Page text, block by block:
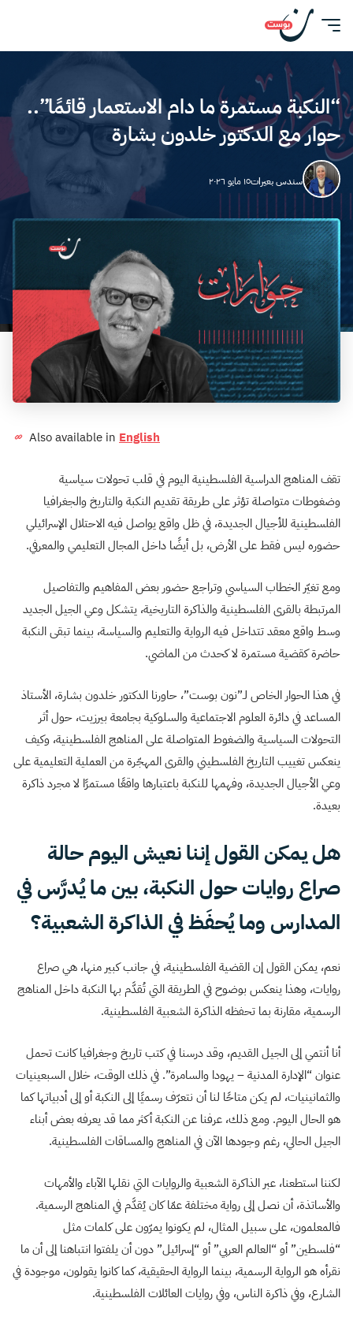
“النكبة مستمرة ما دام الاستعمار قائمًا”..
حوار مع الدكتور خلدون بشارة
سندس بعيرات١٥ مايو ٢٠٢٦
Also available in English
تقف المناهج الدراسية الفلسطينية اليوم في قلب تحولات سياسية
وضغوطات متواصلة تؤثر على طريقة تقديم النكبة والتاريخ والجغرافيا
الفلسطينية للأجيال الجديدة، في ظل واقع يواصل فيه الاحتلال الإسرائيلي
حضوره ليس فقط على الأرض، بل أيضًا داخل المجال التعليمي والمعرفي.
ومع تغيّر الخطاب السياسي وتراجع حضور بعض المفاهيم والتفاصيل
المرتبطة بالقرى الفلسطينية والذاكرة التاريخية، يتشكل وعي الجيل الجديد
وسط واقع معقد تتداخل فيه الرواية والتعليم والسياسة، بينما تبقى النكبة
حاضرة كقضية مستمرة لا كحدث من الماضي.
في هذا الحوار الخاص لـ”نون بوست”، حاورنا الدكتور خلدون بشارة، الأستاذ
المساعد في دائرة العلوم الاجتماعية والسلوكية بجامعة بيرزيت، حول أثر
التحولات السياسية والضغوط المتواصلة على المناهج الفلسطينية، وكيف
ينعكس تغييب التاريخ الفلسطيني والقرى المهجّرة من العملية التعليمية على
وعي الأجيال الجديدة، وفهمها للنكبة باعتبارها واقعًا مستمرًا لا مجرد ذاكرة
بعيدة.
هل يمكن القول إننا نعيش اليوم حالة
صراع روايات حول النكبة، بين ما يُدرَّس في
المدارس وما يُحفَظ في الذاكرة الشعبية؟
نعم، يمكن القول إن القضية الفلسطينية، في جانب كبير منها، هي صراع
روايات، وهذا ينعكس بوضوح في الطريقة التي تُقدَّم بها النكبة داخل المناهج
الرسمية، مقارنة بما تحفظه الذاكرة الشعبية الفلسطينية.
أنا أنتمي إلى الجيل القديم، وقد درسنا في كتب تاريخ وجغرافيا كانت تحمل
عنوان “الإدارة المدنية – يهودا والسامرة”. في ذلك الوقت، خلال السبعينيات
والثمانينيات، لم يكن متاحًا لنا أن نتعرّف رسميًا إلى النكبة أو إلى أدبياتها كما
هو الحال اليوم. ومع ذلك، عرفنا عن النكبة أكثر مما قد يعرفه بعض أبناء
الجيل الحالي، رغم وجودها الآن في المناهج والمساقات الفلسطينية.
لكننا استطعنا، عبر الذاكرة الشعبية والروايات التي نقلها الآباء والأمهات
والأساتذة، أن نصل إلى رواية مختلفة عمّا كان يُقدَّم في المناهج الرسمية.
فالمعلمون، على سبيل المثال، لم يكونوا يمرّون على كلمات مثل
“فلسطين” أو “العالم العربي” أو “إسرائيل” دون أن يلفتوا انتباهنا إلى أن ما
نقرأه هو الرواية الرسمية، بينما الرواية الحقيقية، كما كانوا يقولون، موجودة في
الشارع، وفي ذاكرة الناس، وفي روايات العائلات الفلسطينية.